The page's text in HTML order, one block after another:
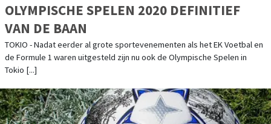
OLYMPISCHE SPELEN 2020 DEFINITIEF
VAN DE BAAN
TOKIO - Nadat eerder al grote sportevenementen als het EK Voetbal en
de Formule 1 waren uitgesteld zijn nu ook de Olympische Spelen in
Tokio [...]